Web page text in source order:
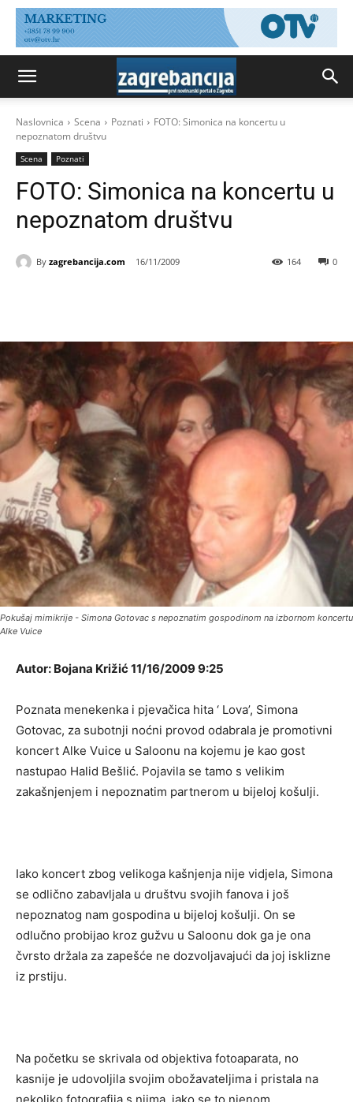
Naslovnica Scena Poznati
FOTO: Simonica na koncertu u
nepoznatom društvu
Scena Poznati
FOTO: Simonica na koncertu u
nepoznatom društvu
By zagrebancija.com 16/11/2009 0
164
Pokušaj mimikrije - Simona Gotovac s nepoznatim gospodinom na izbornom koncertu
Alke Vuice
Autor: Bojana Križić 11/16/2009 9:25
Poznata menekenka i pjevačica hita ‘ Lova’, Simona
Gotovac, za subotnji noćni provod odabrala je promotivni
koncert Alke Vuice u Saloonu na kojemu je kao gost
nastupao Halid Bešlić. Pojavila se tamo s velikim
zakašnjenjem i nepoznatim partnerom u bijeloj košulji.
Iako koncert zbog velikoga kašnjenja nije vidjela, Simona
se odlično zabavljala u društvu svojih fanova i još
nepoznatog nam gospodina u bijeloj košulji. On se
odlučno probijao kroz gužvu u Saloonu dok ga je ona
čvrsto držala za zapešće ne dozvoljavajući da joj isklizne
iz prstiju.
Na početku se skrivala od objektiva fotoaparata, no
kasnije je udovoljila svojim obožavateljima i pristala na